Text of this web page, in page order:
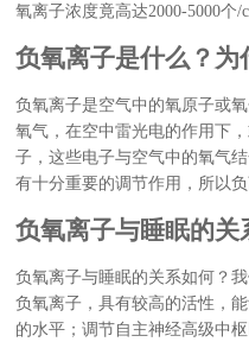
氧离子浓度竟高达2000-5000个/
负氧离子是什么？为
负氧离子是空气中的氧原子或
氧气，在空中雷光电的作用下
子，这些电子与空气中的氧气
有十分重要的调节作用，所以
负氧离子与睡眠的
负氧离子与睡眠的关系如何？
负氧离子，具有较高的活性，
的水平；调节自主神经高级中